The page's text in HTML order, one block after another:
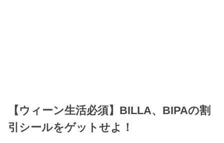
【ウィーン生活必須】BILLA、BIPAの割
引シールをゲットせよ！